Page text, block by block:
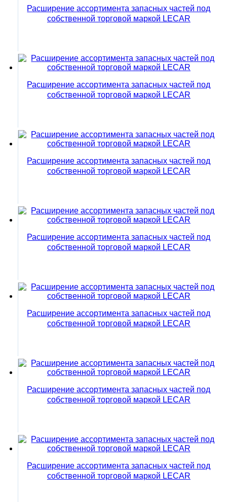
Расширение ассортимента запасных частей под
собственной торговой маркой LECAR
Расширение ассортимента запасных частей под
собственной торговой маркой LECAR
Расширение ассортимента запасных частей под
собственной торговой маркой LECAR
Расширение ассортимента запасных частей под
собственной торговой маркой LECAR
Расширение ассортимента запасных частей под
собственной торговой маркой LECAR
Расширение ассортимента запасных частей под
собственной торговой маркой LECAR
Расширение ассортимента запасных частей под
собственной торговой маркой LECAR